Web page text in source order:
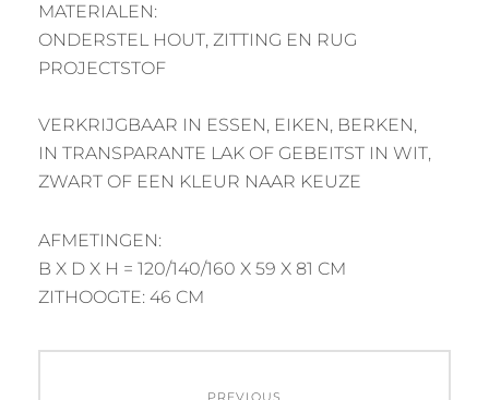
MATERIALEN:
ONDERSTEL HOUT, ZITTING EN RUG
PROJECTSTOF
VERKRIJGBAAR IN ESSEN, EIKEN, BERKEN,
IN TRANSPARANTE LAK OF GEBEITST IN WIT,
ZWART OF EEN KLEUR NAAR KEUZE
AFMETINGEN:
B X D X H = 120/140/160 X 59 X 81 CM
ZITHOOGTE: 46 CM
PREVIOUS